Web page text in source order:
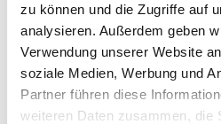
zu können und die Zugriffe auf
analysieren. Außerdem geben
Verwendung unserer Website
soziale Medien, Werbung und
Partner führen diese
weiteren Daten zusammen, die
Dies könnte